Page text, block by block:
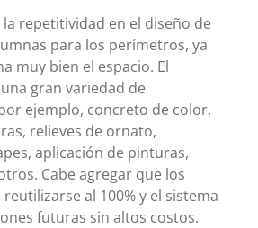
la repetitividad en el diseño de
para los perímetros, ya
muy bien el espacio. El
gran variedad de
ejemplo, concreto de color,
relieves de ornato,
aplicación de pinturas,
Cabe agregar que los
al 100% y el sistema
futuras sin altos costos.